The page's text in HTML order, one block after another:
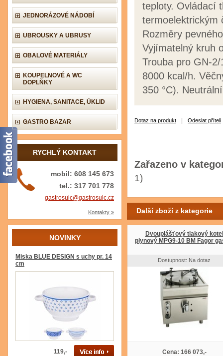
JEDNORÁZOVÉ NÁDOBÍ
UBROUSKY A UBRUSY
OBALOVÉ MATERIÁLY
KOUPELNOVÉ A WC
DOPLŇKY
HYGIENA, SANITACE, ÚKLID
GASTRO BAZAR
RYCHLÝ KONTAKT
mobil: 608 145 673
tel.: 317 701 778
gastrosulc@gastrosulc.cz
Kontakty »
NOVINKY
Miska BLUE DESIGN s uchy pr. 14
cm
119,-
teploty. Ovládací
termoelektrickým
Rozměry
Vyjímatelný kruh
Trouba pro GN-
8000 kcal/h.
350 °C).
Dotaz na produkt Odeslat příteli
Zařazeno v
1)
Další zboží z kategorie
Dvouplášťový tlakový kotel
plynový MPG9-10 BM Fagor
Dostupnost: Na dotaz
Cena: 166 073,-